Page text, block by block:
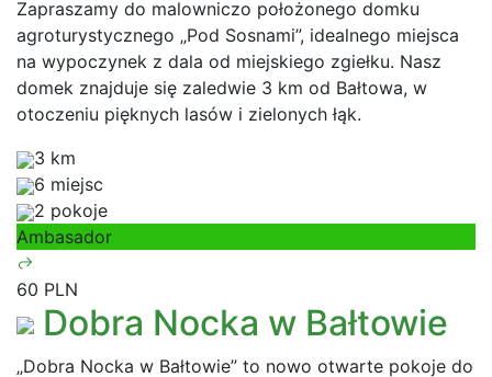
Zapraszamy do malowniczo położonego domku
agroturystycznego „Pod Sosnami”, idealnego miejsca
na wypoczynek z dala od miejskiego zgiełku. Nasz
domek znajduje się zaledwie 3 km od Bałtowa, w
otoczeniu pięknych lasów i zielonych łąk.
3 km
6 miejsc
2 pokoje
Ambasador
60 PLN
Dobra Nocka w Bałtowie
„Dobra Nocka w Bałtowie” to nowo otwarte pokoje do